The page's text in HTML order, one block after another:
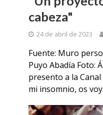
cabeza"
24 de abril de 2023
Fuente: Muro
Puyo Abadía Foto:
presento a la
mi insomnio, os voy